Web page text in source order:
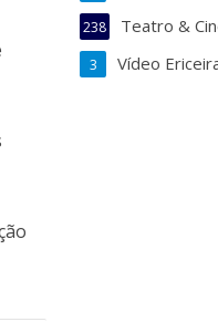
Teatro &
238
Vídeo
3